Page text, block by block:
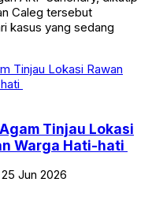
Caleg tersebut
kasus yang sedang
Tinjau Lokasi
Warga Hati-hati
Jun 2026